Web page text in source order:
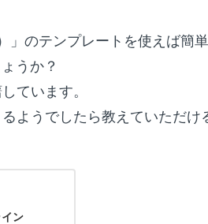
」のテンプレートを使えば簡
うか？
ています。
ようでしたら教えていただけ
ン